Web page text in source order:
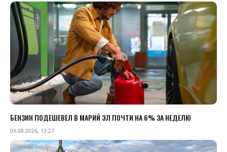
БЕНЗИН ПОДЕШЕВЕЛ В МАРИЙ ЭЛ ПОЧТИ НА 6% ЗА НЕДЕЛЮ
06.08.2026, 13:27